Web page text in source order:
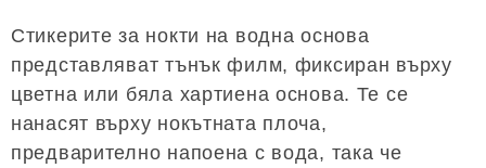
Стикерите за нокти на водна основа
представляват тънък филм, фиксиран върху
цветна или бяла хартиена основа. Те се
нанасят върху нокътната плоча,
предварително напоена с вода, така че